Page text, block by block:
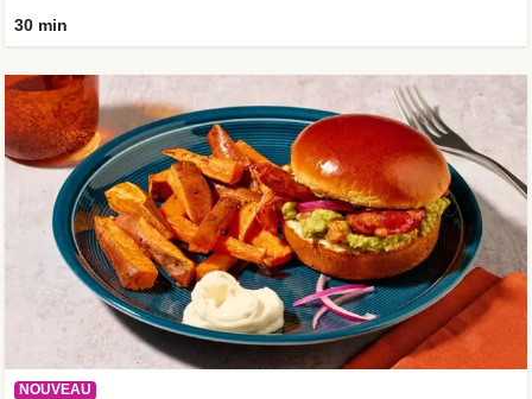
30 min
NOUVEAU